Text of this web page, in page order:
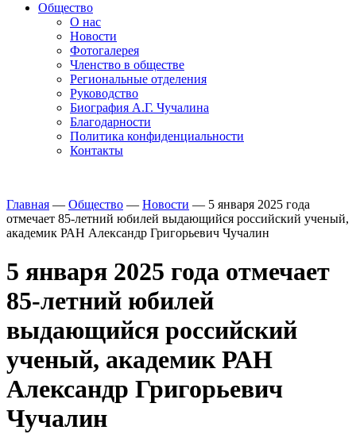
Общество
О нас
Новости
Фотогалерея
Членство в обществе
Региональные отделения
Руководство
Биография А.Г. Чучалина
Благодарности
Политика конфиденциальности
Контакты
Главная — Общество — Новости — 5 января 2025 года
отмечает 85-летний юбилей выдающийся российский ученый,
академик РАН Александр Григорьевич Чучалин
5 января 2025 года отмечает
85-летний юбилей
выдающийся российский
ученый, академик РАН
Александр Григорьевич
Чучалин